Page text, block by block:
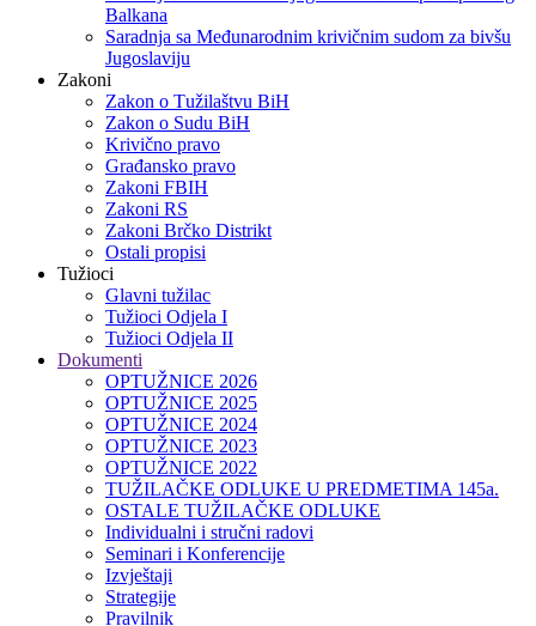
Balkana
Saradnja sa Međunarodnim krivičnim sudom za bivšu
Jugoslaviju
Zakoni
Zakon o Тužilaštvu BiH
Zakon o Sudu BiH
Krivično pravo
Građansko pravo
Zakoni FBIH
Zakoni RS
Zakoni Brčko Distrikt
Ostali propisi
Tužioci
Glavni tužilac
Tužioci Odjela I
Tužioci Odjela II
Dokumenti
OPTUŽNICE 2026
OPTUŽNICE 2025
OPTUŽNICE 2024
OPTUŽNICE 2023
OPTUŽNICE 2022
TUŽILAČKE ODLUKE U PREDMETIMA 145a.
OSTALE TUŽILAČKE ODLUKE
Individualni i stručni radovi
Seminari i Konferencije
Izvještaji
Strategije
Pravilnik